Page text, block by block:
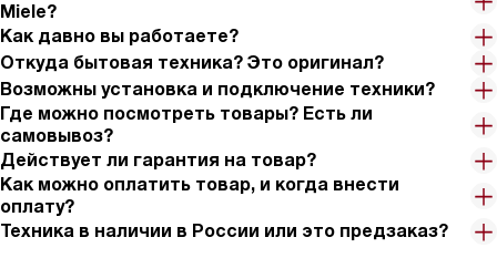
Miele?
Как давно вы работаете?
Откуда бытовая техника? Это оригинал?
Возможны установка и подключение техники?
Где можно посмотреть товары? Есть ли
самовывоз?
Действует ли гарантия на товар?
Как можно оплатить товар, и когда внести
оплату?
Техника в наличии в России или это предзаказ?